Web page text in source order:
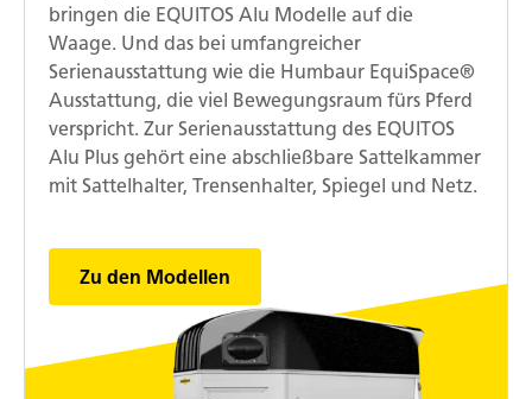
bringen die EQUITOS Alu Modelle auf die
Waage. Und das bei umfangreicher
Serienausstattung wie die Humbaur EquiSpace®
Ausstattung, die viel Bewegungsraum fürs Pferd
verspricht. Zur Serienausstattung des EQUITOS
Alu Plus gehört eine abschließbare Sattelkammer
mit Sattelhalter, Trensenhalter, Spiegel und Netz.
Zu den Modellen